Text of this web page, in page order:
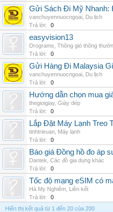
Gửi Sách Đi Mỹ Nhanh:
vanchuyennuocngoai Du lịch
Trả lời:
0
easyvision13
Drograms Thông gió thông
Trả lời:
0
Gửi Hàng Đi Malaysia
vanchuyennuocngoai Du lịch
Trả lời:
0
Hướng dẫn chọn mua
thegioigiay, Giày dép
Trả lời:
0
Lắp Đặt Máy Lạnh Treo
tinhtrieuan Máy lạnh
Trả lời:
0
Báo giá Đồng hồ đo áp
Dantek Các đồ gia dụng khác
Trả lời:
0
Tốc độ mạng eSIM có
Hà My Nghiêm Liên kết
Trả lời:
0
Hiển thị kết quả từ 1 đến 20 của 200